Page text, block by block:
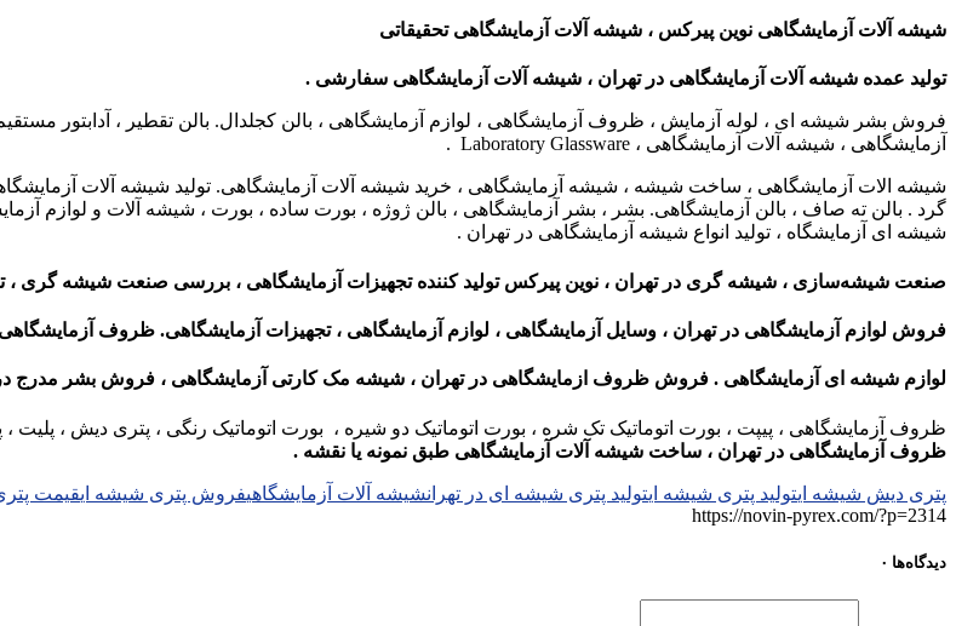
شیشه آلات آزمایشگاهی نوین پیرکس ، شیشه آلات آزمایشگاهی تحقیقاتی
تولید عمده شیشه آلات آزمایشگاهی در تهران ، شیشه آلات آزمایشگاهی سفارشی .
فروش بشر شیشه ای ، لوله آزمایش ، ظروف آزمایشگاهی ، لوازم آزمایشگاهی ، بالن کجلدال. بالن تقطیر ، آدابتور
آزمایشگاهی ، شیشه آلات آزمایشگاهی ، Laboratory Glassware .
شیشه الات آزمایشگاهی ، ساخت شیشه ، شیشه آزمایشگاهی ، خرید شیشه آلات آزمایشگاهی. تولید شیشه آلات آزمایشگاهی
گرد . بالن ته صاف ، بالن آزمایشگاهی. بشر ، بشر آزمایشگاهی ، بالن ژوژه ، بورت ساده ، بورت ، شیشه آلات و لوازم
شیشه ای آزمایشگاه ، تولید انواع شیشه آزمایشگاهی در تهران .
صنعت شیشه‌سازی ، شیشه گری در تهران ، نوین پیرکس تولید کننده تجهیزات آزمایشگاهی ، بررسی صنعت شیشه گری ،
فروش لوازم آزمایشگاهی در تهران ، وسایل آزمایشگاهی ، لوازم آزمایشگاهی ، تجهیزات آزمایشگاهی. ظروف
لوازم شیشه ای آزمایشگاهی . فروش ظروف ازمایشگاهی در تهران ، شیشه مک کارتی آزمایشگاهی ، فروش بشر مدرج
ظروف آزمایشگاهی ، پیپت ، بورت اتوماتیک تک شره ، بورت اتوماتیک دو شیره ، بورت اتوماتیک رنگی ، پتری دیش ، پلیت ،
ظروف آزمایشگاهی در تهران ، ساخت شیشه آلات آزمایشگاهی طبق نمونه یا نقشه .
پتری دیش شیشه ایتولید پتری شیشه ایتولید پتری شیشه ای در تهرانشیشه آلات آزمایشگاهیفروش پتری شیشه ایقیمت
https://novin-pyrex.com/?p=2314
دیدگاه‌ها ۰